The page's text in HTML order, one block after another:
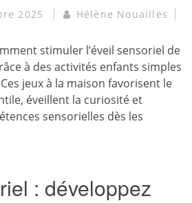
2025 Hélène Nouailles
stimuler l’éveil sensoriel de
à des activités enfants simples
jeux à la maison favorisent le
éveillent la curiosité et
sensorielles dès les
: développez